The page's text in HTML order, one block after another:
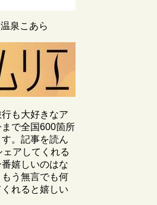
泉こあら
も大好きなア
で全国600箇所
。記事を読ん
アしてくれる
嬉しいのはな
う無言でも何
れると嬉しい